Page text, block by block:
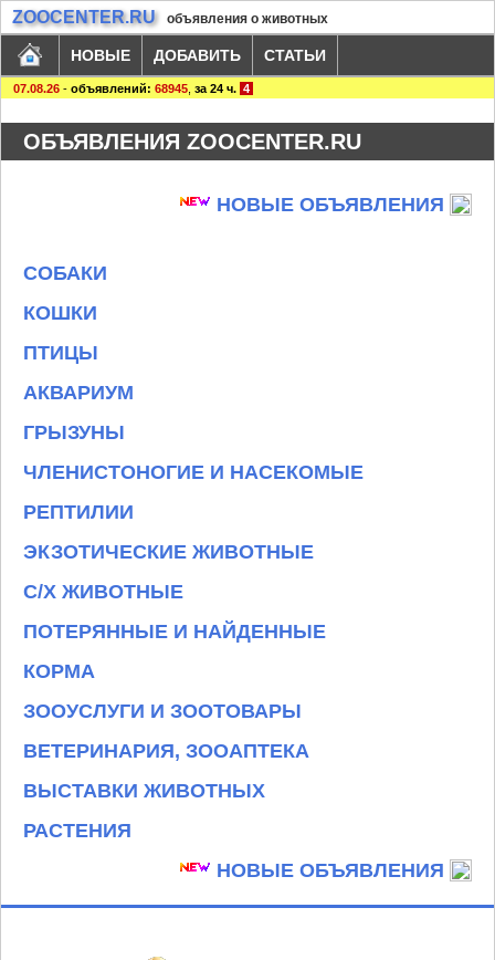
ZOOCENTER.RU объявления о животных
НОВЫЕ ДОБАВИТЬ СТАТЬИ
07.08.26 - объявлений: 68945 за 24 ч. 4
ОБЪЯВЛЕНИЯ ZOOCENTER.RU
НОВЫЕ ОБЪЯВЛЕНИЯ
СОБАКИ
КОШКИ
ПТИЦЫ
АКВАРИУМ
ГРЫЗУНЫ
ЧЛЕНИСТОНОГИЕ И НАСЕКОМЫЕ
РЕПТИЛИИ
ЭКЗОТИЧЕСКИЕ ЖИВОТНЫЕ
С/Х ЖИВОТНЫЕ
ПОТЕРЯННЫЕ И НАЙДЕННЫЕ
КОРМА
ЗООУСЛУГИ И ЗООТОВАРЫ
ВЕТЕРИНАРИЯ, ЗООАПТЕКА
ВЫСТАВКИ ЖИВОТНЫХ
РАСТЕНИЯ
НОВЫЕ ОБЪЯВЛЕНИЯ